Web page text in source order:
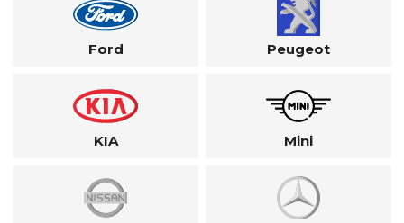
Ford Peugeot
KIA Mini